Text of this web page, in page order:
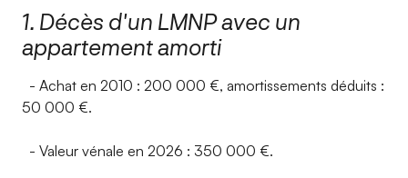
1. Décès d'un LMNP avec un
appartement amorti
- Achat en 2010 : 200 000 €, amortissements déduits :
50 000 €.
- Valeur vénale en 2026 : 350 000 €.